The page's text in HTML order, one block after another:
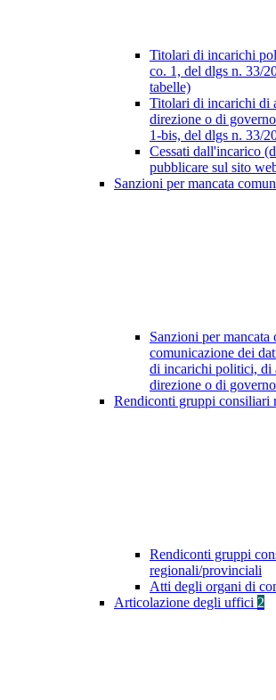
Titolari di incarichi
co. 1, del dlgs n. 33/
tabelle)
Titolari di incarichi di
direzione o di
1-bis, del dlgs n. 33/
Cessati dall'incarico
pubblicare sul sito
Sanzioni per mancata
Sanzioni per mancata
comunicazione dei
di incarichi politici, di
direzione o di governo
Rendiconti gruppi consiliari
Rendiconti gruppi
regionali/provinciali
Atti degli organi di
Articolazione degli uffici 2